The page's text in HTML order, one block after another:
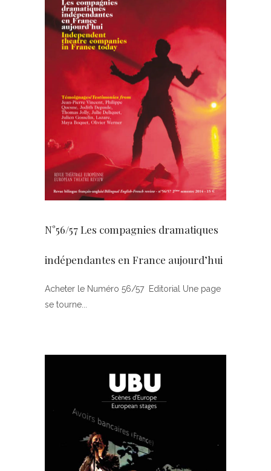
N°56/57 Les compagnies dramatiques
indépendantes en France aujourd’hui
Acheter le Numéro 56/57 Editorial Une page
se tourne